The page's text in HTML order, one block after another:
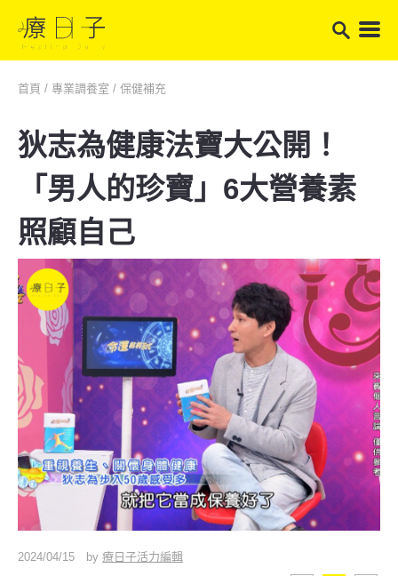
首頁 / 專業調養室 / 保健補充
狄志為健康法寶大公開！
「男人的珍寶」6大營養素
照顧自己
2024/04/15 by 療日子活力編輯